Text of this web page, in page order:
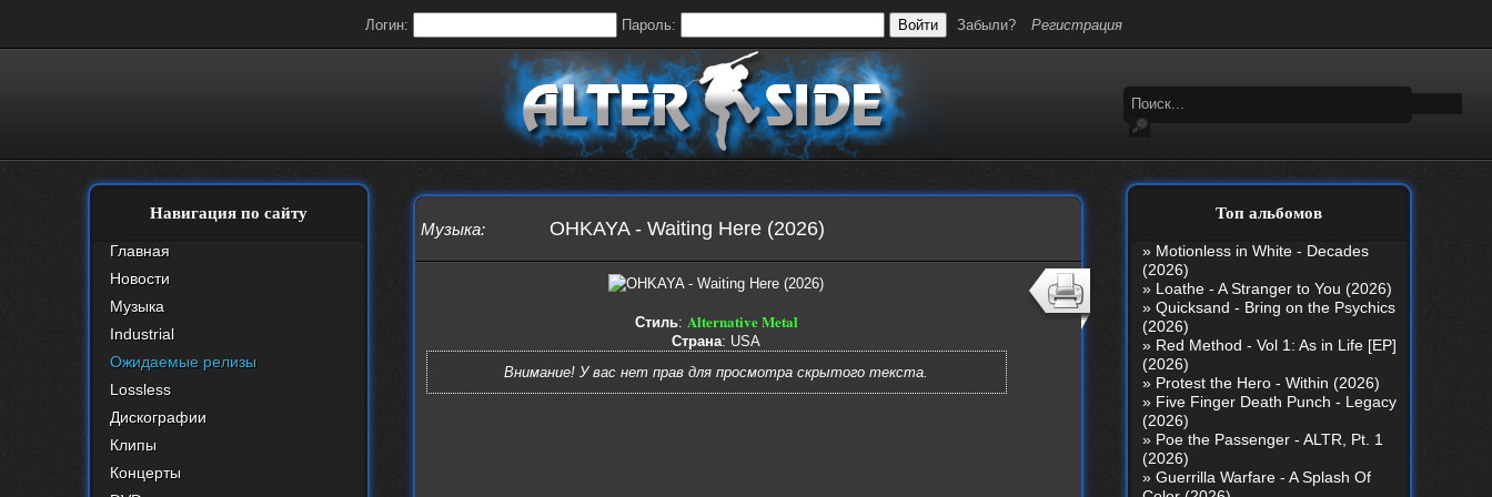
Логин: Пароль: Войти Забыли? Регистрация
Навигация по сайту
Главная
Новости
Музыка
Industrial
Ожидаемые релизы
Lossless
Дискографии
Клипы
Концерты
Музыка: OHKAYA - Waiting Here (2026)
Стиль: Alternative Metal
Страна: USA
Внимание! У вас нет прав для просмотра скрытого текста.
Топ альбомов
» Motionless in White - Decades
(2026)
» Loathe - A Stranger to You (2026)
» Quicksand - Bring on the Psychics
(2026)
» Red Method - Vol 1: As in Life [EP]
(2026)
» Protest the Hero - Within (2026)
» Five Finger Death Punch - Legacy
(2026)
» Poe the Passenger - ALTR, Pt. 1
(2026)
» Guerrilla Warfare - A Splash Of